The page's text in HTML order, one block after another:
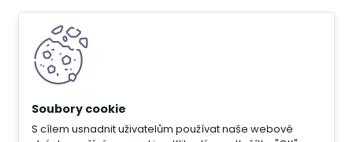
S cílem usnadnit uživatelům používat naše webové